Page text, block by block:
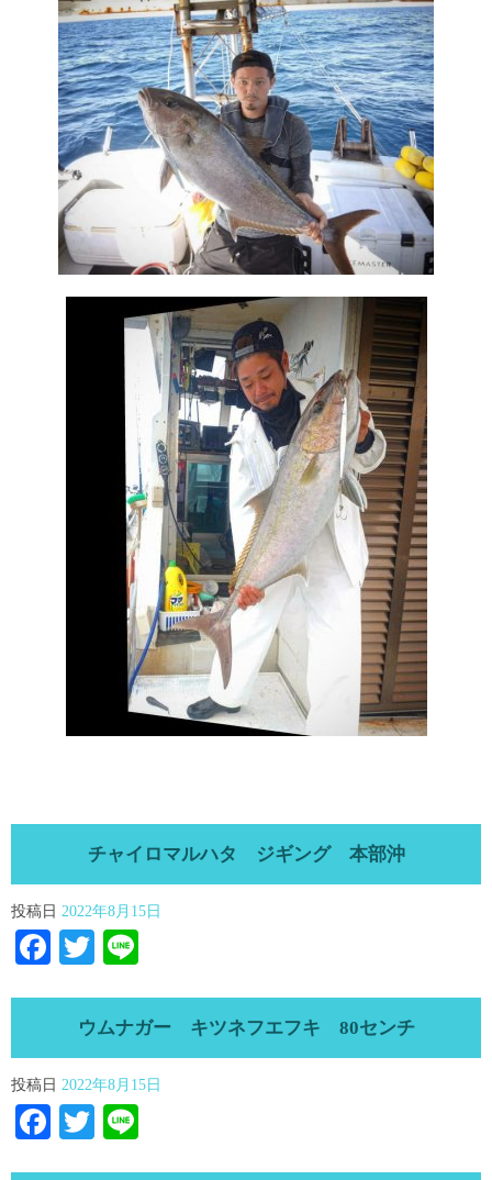
チャイロマルハタ ジギング 本部沖
投稿日 2022年8月15日
Facebook
Twitter
ウムナガー キツネフエフキ 80センチ
投稿日 2022年8月15日
Facebook
Twitter